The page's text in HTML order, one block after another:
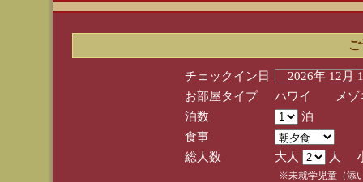
チェックイン日
2026年 12
お部屋タイプ
ハワイ メゾネ
泊数
泊
食事
総人数
大人 人
※未就学児童（添